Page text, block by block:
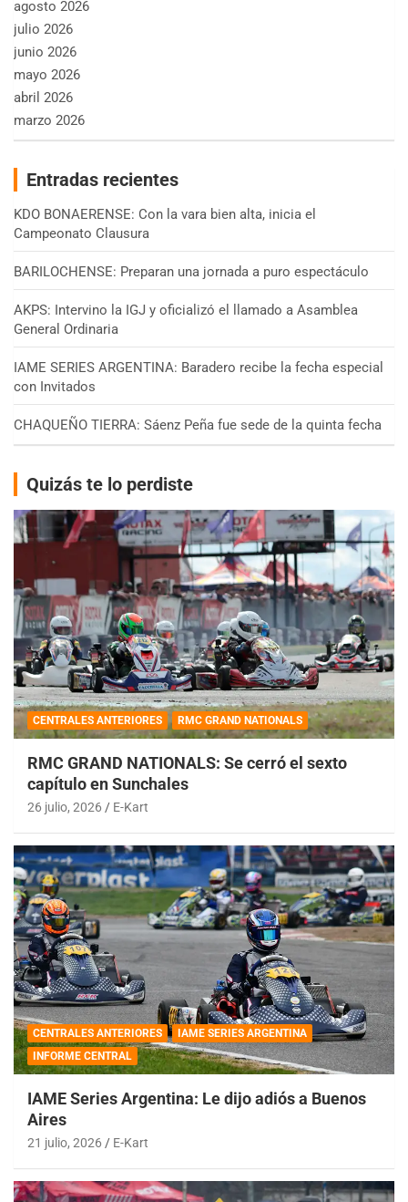
agosto 2026
julio 2026
junio 2026
mayo 2026
abril 2026
marzo 2026
Entradas recientes
KDO BONAERENSE: Con la vara bien alta, inicia el
Campeonato Clausura
BARILOCHENSE: Preparan una jornada a puro espectáculo
AKPS: Intervino la IGJ y oficializó el llamado a Asamblea
General Ordinaria
IAME SERIES ARGENTINA: Baradero recibe la fecha especial
con Invitados
CHAQUEÑO TIERRA: Sáenz Peña fue sede de la quinta fecha
Quizás te lo perdiste
CENTRALES ANTERIORES RMC GRAND NATIONALS
RMC GRAND NATIONALS: Se cerró el sexto
capítulo en Sunchales
26 julio, 2026 E-Kart
CENTRALES ANTERIORES
IAME SERIES ARGENTINA
INFORME CENTRAL
IAME Series Argentina: Le dijo adiós a Buenos
Aires
21 julio, 2026 E-Kart